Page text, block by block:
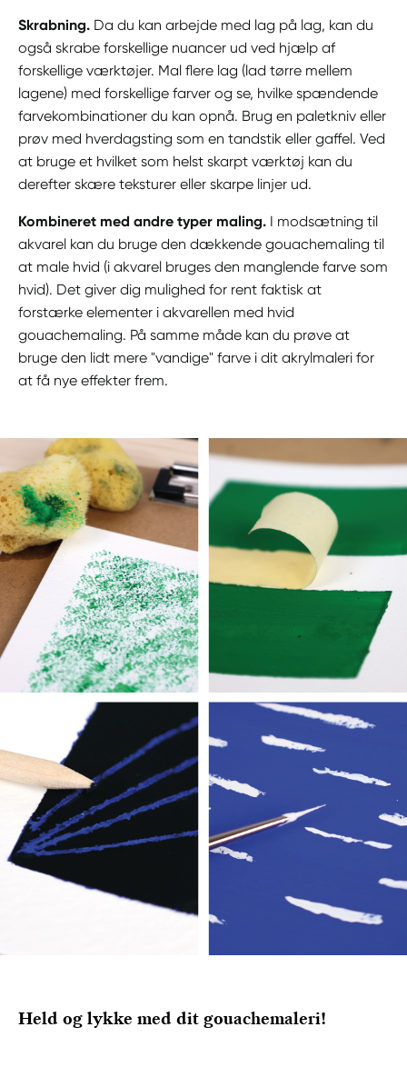
Skrabning. Da du kan arbejde med lag på lag, kan du
også skrabe forskellige nuancer ud ved hjælp af
forskellige værktøjer. Mal flere lag (lad tørre mellem
lagene) med forskellige farver og se, hvilke spændende
farvekombinationer du kan opnå. Brug en paletkniv eller
prøv med hverdagsting som en tandstik eller gaffel. Ved
at bruge et hvilket som helst skarpt værktøj kan du
derefter skære teksturer eller skarpe linjer ud.
Kombineret med andre typer maling. I modsætning til
akvarel kan du bruge den dækkende gouachemaling til
at male hvid (i akvarel bruges den manglende farve som
hvid). Det giver dig mulighed for rent faktisk at
forstærke elementer i akvarellen med hvid
gouachemaling. På samme måde kan du prøve at
bruge den lidt mere "vandige" farve i dit akrylmaleri for
at få nye effekter frem.
Held og lykke med dit gouachemaleri!